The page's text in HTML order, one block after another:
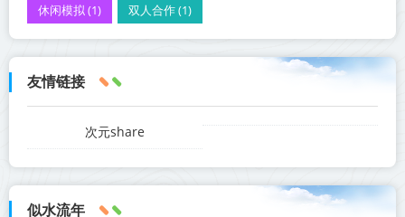
休闲模拟 (1) 双人合作 (1)
友情链接
次元share
似水流年